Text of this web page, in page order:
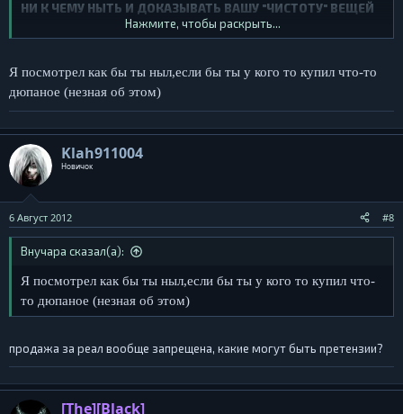
НИ К ЧЕМУ НЫТЬ И ДОКАЗЫВАТЬ ВАШУ "ЧИСТОТУ" ВЕЩЕЙ
я кончил
Нажмите, чтобы раскрыть...
Я посмотрел как бы ты ныл,если бы ты у кого то купил что-то
дюпаное (незная об этом)
Klah911004
Новичок
6 Август 2012 #8
Внучара сказал(а):
Я посмотрел как бы ты ныл,если бы ты у кого то купил что-
то дюпаное (незная об этом)
продажа за реал вообще запрещена, какие могут быть претензии?
[The][Black]